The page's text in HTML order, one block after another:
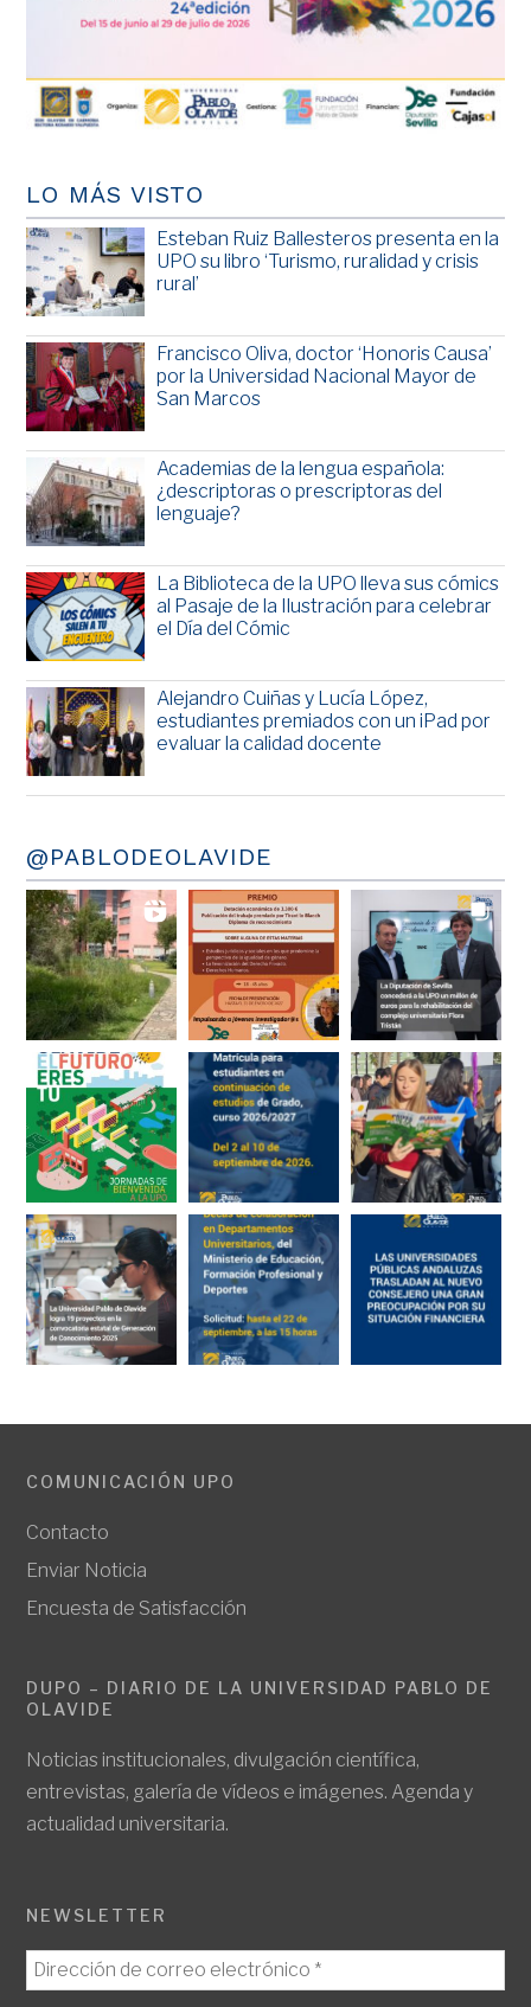
LO MÁS VISTO
Esteban Ruiz Ballesteros presenta en la
UPO su libro ‘Turismo, ruralidad y crisis
rural’
Francisco Oliva, doctor ‘Honoris Causa’
por la Universidad Nacional Mayor de
San Marcos
Academias de la lengua española:
¿descriptoras o prescriptoras del
lenguaje?
La Biblioteca de la UPO lleva sus cómics
al Pasaje de la Ilustración para celebrar
el Día del Cómic
Alejandro Cuiñas y Lucía López,
estudiantes premiados con un iPad por
evaluar la calidad docente
@PABLODEOLAVIDE
COMUNICACIÓN UPO
Contacto
Enviar Noticia
Encuesta de Satisfacción
DUPO – DIARIO DE LA UNIVERSIDAD PABLO DE
OLAVIDE
Noticias institucionales, divulgación científica,
entrevistas, galería de vídeos e imágenes. Agenda y
actualidad universitaria.
NEWSLETTER